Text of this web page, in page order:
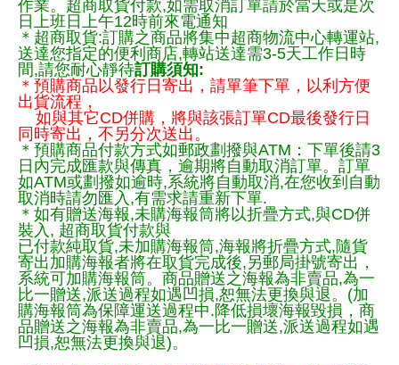
作業。超商取貨付款,如需取消訂單請於當天或是次
日上班日上午12時前來電通知
＊超商取貨:訂購之商品將集中超商物流中心轉運站,
送達您指定的便利商店,轉站送達需3-5天工作日時
間,請您耐心靜待訂購須知:
＊預購商品以發行日寄出，請單筆下單，以利方便
出貨流程，
如與其它CD併購，將與該張訂單CD最後發行日
同時寄出，不另分次送出。
＊預購商品付款方式如郵政劃撥與ATM：下單後請3
日內完成匯款與傳真，逾期將自動取消訂單。訂單
如ATM或劃撥如逾時,系統將自動取消,在您收到自動
取消時請勿匯入,有需求請重新下單.
＊如有贈送海報,未購海報筒將以折疊方式,與CD併
裝入, 超商取貨付款與
已付款純取貨,未加購海報筒,海報將折疊方式,隨貨
寄出加購海報者將在取貨完成後,另郵局掛號寄出，
系統可加購海報筒。商品贈送之海報為非賣品,為一
比一贈送,派送過程如遇凹損,恕無法更換與退。(加
購海報筒為保障運送過程中.降低損壞海報毀損，商
品贈送之海報為非賣品,為一比一贈送,派送過程如遇
凹損,恕無法更換與退)。